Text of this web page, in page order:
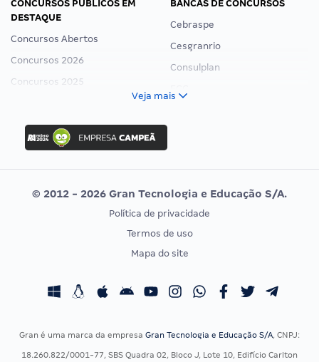
CONCURSOS PÚBLICOS EM
DESTAQUE
Concursos Abertos
Concursos 2026
Concursos 2025
Concurso Ibama
Concurso MPU
Editais publicados
BANCAS DE CONCURSOS
Cebraspe
Cesgranrio
Consulplan
Vunesp
CONCURSOS POR PROFISSÃO
Concursos Fiscais
EXAME DE ORDEM
Calendário OAB
Veja mais
© 2012 - 2026 Gran Tecnologia e Educação S/A.
Política de privacidade
Termos de uso
Mapa do site
Gran é uma marca da empresa Gran Tecnologia e Educação S/A, CNPJ:
18.260.822/0001-77, SBS Quadra 02, Bloco J, Lote 10, Edifício Carlton